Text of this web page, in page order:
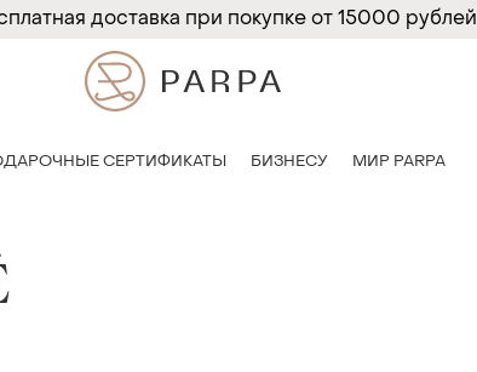
доставка при покупке от 15000 рублей
СЕРТИФИКАТЫ БИЗНЕСУ МИР PARPA